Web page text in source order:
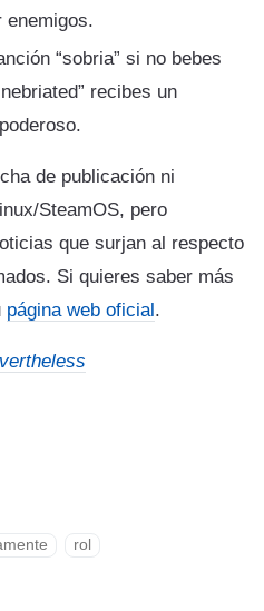
enemigos.
“sobria” si no bebes
recibes un
de publicación ni
SteamOS, pero
que surjan al respecto
Si quieres saber más
página web oficial.
rol